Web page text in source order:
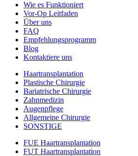
Wie es Funktioniert
Vor-Op Leitfaden
Über uns
FAQ
Empfehlungsprogramm
Blog
Kontaktiere uns
Haartransplantation
Plastische Chirurgie
Bariatrische Chirurgie
Zahnmedizin
Augenpflege
Allgemeine Chirurgie
SONSTIGE
FUE Haartransplantation
FUT Haartransplantation